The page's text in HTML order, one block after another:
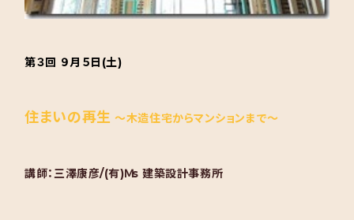
第３回 ９月５日(土)
住まいの再生 ～木造住宅からマンションまで～
講師：三澤康彦/(有)Ｍs 建築設計事務所